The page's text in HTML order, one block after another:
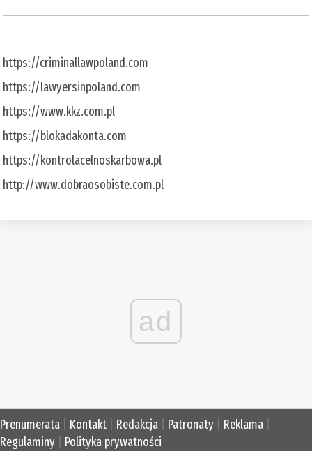
https://criminallawpoland.com
https://lawyersinpoland.com
https://www.kkz.com.pl
https://blokadakonta.com
https://kontrolacelnoskarbowa.pl
http://www.dobraosobiste.com.pl
ad
Prenumerata Kontakt Redakcja Patronaty Reklama
Regulaminy
Polityka prywatności